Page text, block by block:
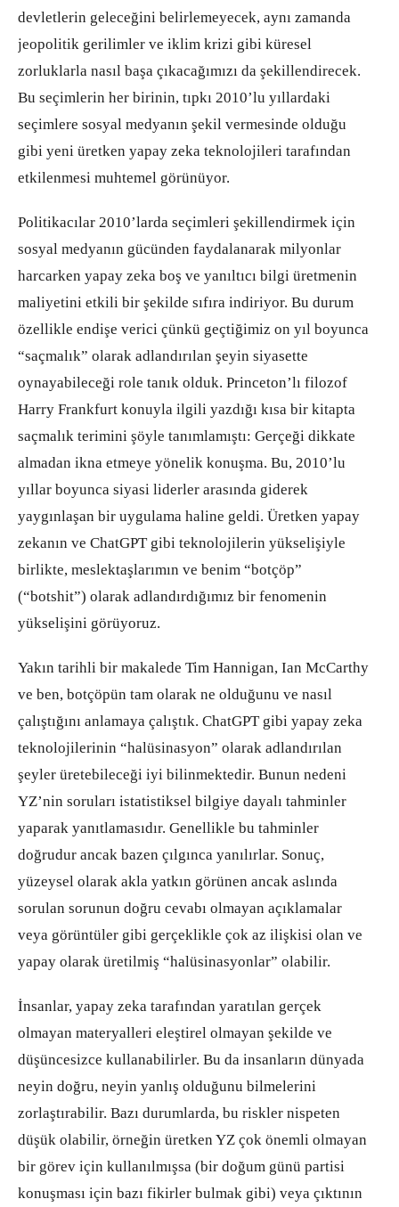
devletlerin geleceğini belirlemeyecek, aynı zamanda
jeopolitik gerilimler ve iklim krizi gibi küresel
zorluklarla nasıl başa çıkacağımızı da şekillendirecek.
Bu seçimlerin her birinin, tıpkı 2010’lu yıllardaki
seçimlere sosyal medyanın şekil vermesinde olduğu
gibi yeni üretken yapay zeka teknolojileri tarafından
etkilenmesi muhtemel görünüyor.
Politikacılar 2010’larda seçimleri şekillendirmek için
sosyal medyanın gücünden faydalanarak milyonlar
harcarken yapay zeka boş ve yanıltıcı bilgi üretmenin
maliyetini etkili bir şekilde sıfıra indiriyor. Bu durum
özellikle endişe verici çünkü geçtiğimiz on yıl boyunca
“saçmalık” olarak adlandırılan şeyin siyasette
oynayabileceği role tanık olduk. Princeton’lı filozof
Harry Frankfurt konuyla ilgili yazdığı kısa bir kitapta
saçmalık terimini şöyle tanımlamıştı: Gerçeği dikkate
almadan ikna etmeye yönelik konuşma. Bu, 2010’lu
yıllar boyunca siyasi liderler arasında giderek
yaygınlaşan bir uygulama haline geldi. Üretken yapay
zekanın ve ChatGPT gibi teknolojilerin yükselişiyle
birlikte, meslektaşlarımın ve benim “botçöp”
(“botshit”) olarak adlandırdığımız bir fenomenin
yükselişini görüyoruz.
Yakın tarihli bir makalede Tim Hannigan, Ian McCarthy
ve ben, botçöpün tam olarak ne olduğunu ve nasıl
çalıştığını anlamaya çalıştık. ChatGPT gibi yapay zeka
teknolojilerinin “halüsinasyon” olarak adlandırılan
şeyler üretebileceği iyi bilinmektedir. Bunun nedeni
YZ’nin soruları istatistiksel bilgiye dayalı tahminler
yaparak yanıtlamasıdır. Genellikle bu tahminler
doğrudur ancak bazen çılgınca yanılırlar. Sonuç,
yüzeysel olarak akla yatkın görünen ancak aslında
sorulan sorunun doğru cevabı olmayan açıklamalar
veya görüntüler gibi gerçeklikle çok az ilişkisi olan ve
yapay olarak üretilmiş “halüsinasyonlar” olabilir.
İnsanlar, yapay zeka tarafından yaratılan gerçek
olmayan materyalleri eleştirel olmayan şekilde ve
düşüncesizce kullanabilirler. Bu da insanların dünyada
neyin doğru, neyin yanlış olduğunu bilmelerini
zorlaştırabilir. Bazı durumlarda, bu riskler nispeten
düşük olabilir, örneğin üretken YZ çok önemli olmayan
bir görev için kullanılmışsa (bir doğum günü partisi
konuşması için bazı fikirler bulmak gibi) veya çıktının